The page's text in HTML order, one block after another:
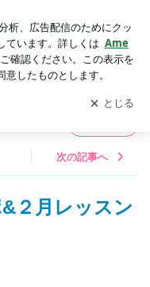
official blog
知
を受け取りまし
開く
次の記事へ
２月レッスン